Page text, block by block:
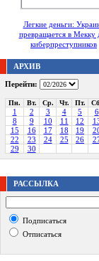
Легкие деньги:
превращается в Мекку
киберпреступников
АРХИВ
Перейти:
Пн. Вт. Ср. Чт. Пт.
1 2 3 4 5 6
8
9 10 11 12
15
16 17 18 19
22
23 24 25 26
29
30
РАССЫЛКА
Подписаться
Отписаться